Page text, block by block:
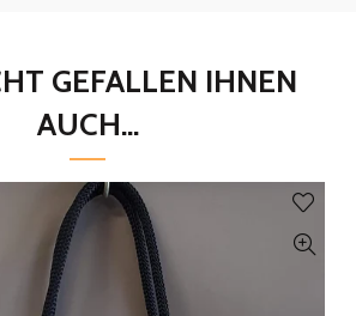
GEFALLEN IHNEN
AUCH...